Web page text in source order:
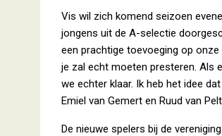
Vis wil zich komend seizoen
jongens uit de A-selectie
een prachtige toevoeging op
je zal echt moeten presteren. Als
we echter klaar. Ik heb het idee
Emiel van Gemert en Ruud van
De nieuwe spelers bij de